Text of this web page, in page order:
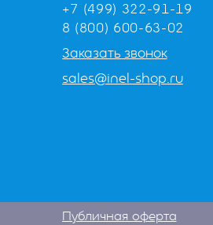
+7 (499) 322-91-19
8 (800) 600-63-02
Заказать звонок
sales@inel-shop.ru
Публичная оферта